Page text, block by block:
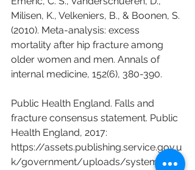
Milisen, K., Velkeniers, B., & Boonen, S.
(2010). Meta-analysis: excess
mortality after hip fracture among
older women and men. Annals of
internal medicine, 152(6), 380-390.
Public Health England. Falls and
fracture consensus statement. Public
Health England, 2017:
https://assets.publishing.service.gov.u
k/government/uploads/system/upl